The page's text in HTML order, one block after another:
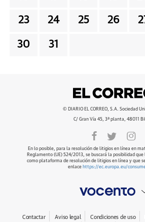
23 24 25 26
30 31
© DIARIO EL CORREO, S.A. Sociedad
C/ Gran Vía 45, 3ª planta, 48011
En lo posible, para la resolución de litigios en línea en
Reglamento (UE) 524/2013, se buscará la posibilidad que
como plataforma de resolución de litigios en línea y que
enlace https://ec.europa.eu/
Contactar Aviso legal Condiciones de uso